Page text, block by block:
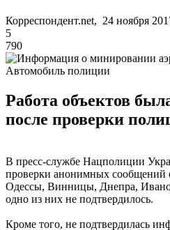
Корреспондент.net, 24 ноября
5
790
Автомобиль полиции
Работа объектов
после проверки
В пресс-службе Нацполиции
проверки анонимных сообщений
Одессы, Винницы, Днепра,
одно из них не подтвердилось.
Кроме того, не подтвердилась